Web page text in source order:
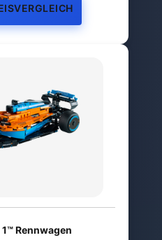
Rennwagen